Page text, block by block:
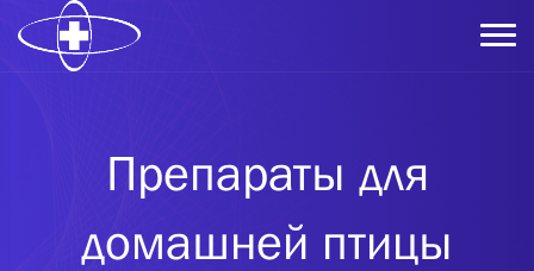
Препараты для
домашней птицы